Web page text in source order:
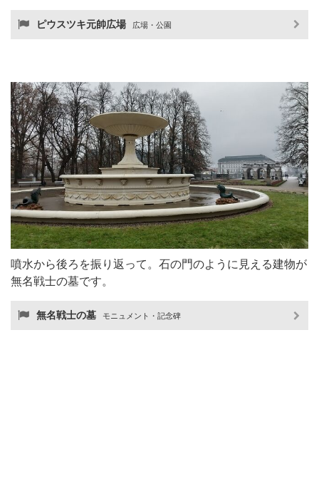
ピウスツキ元帥広場 広場・公園
噴水から後ろを振り返って。石の門のように見える建物が
無名戦士の墓です。
無名戦士の墓 モニュメント・記念碑